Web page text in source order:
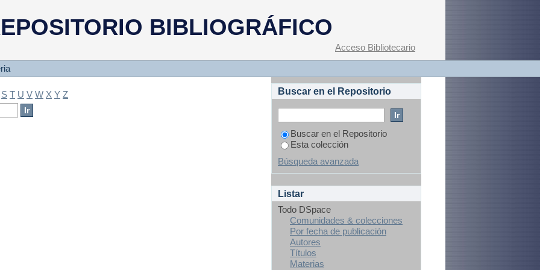
BIBLIOGRÁFICO
Acceso Bibliotecario
S T U V W X Y Z Buscar en el Repositorio
Buscar en el Repositorio
Esta colección
Búsqueda avanzada
Listar
Todo DSpace
Comunidades & colecciones
Por fecha de publicación
Autores
Títulos
Materias